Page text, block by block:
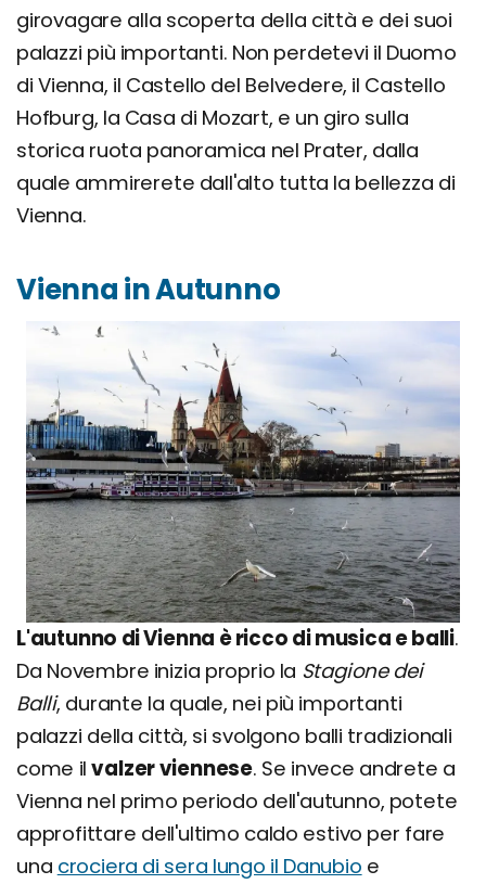
girovagare alla scoperta della città e dei suoi
palazzi più importanti. Non perdetevi il Duomo
di Vienna, il Castello del Belvedere, il Castello
Hofburg, la Casa di Mozart, e un giro sulla
storica ruota panoramica nel Prater, dalla
quale ammirerete dall'alto tutta la bellezza di
Vienna.
Vienna in Autunno
L'autunno di Vienna è ricco di musica e balli.
Da Novembre inizia proprio la Stagione dei
Balli, durante la quale, nei più importanti
palazzi della città, si svolgono balli tradizionali
come ilvalzer viennese. Se invece andrete a
Vienna nel primo periodo dell'autunno, potete
approfittare dell'ultimo caldo estivo per fare
una crociera di sera lungo il Danubio e